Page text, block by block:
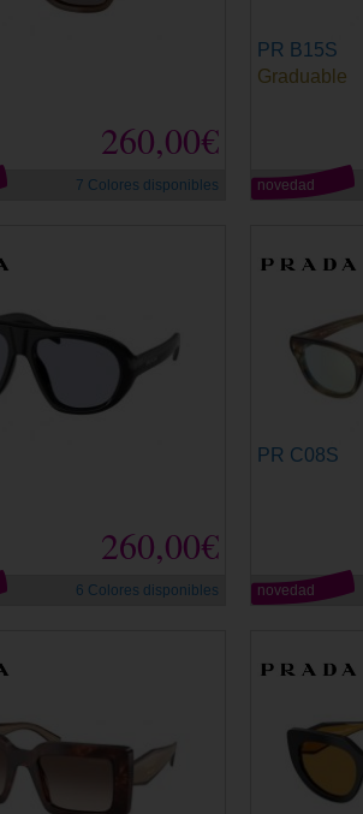
260,00€
7 Colores disponibles
PR B15S
Graduable
novedad
260,00€
6 Colores disponibles
PR C08S
novedad